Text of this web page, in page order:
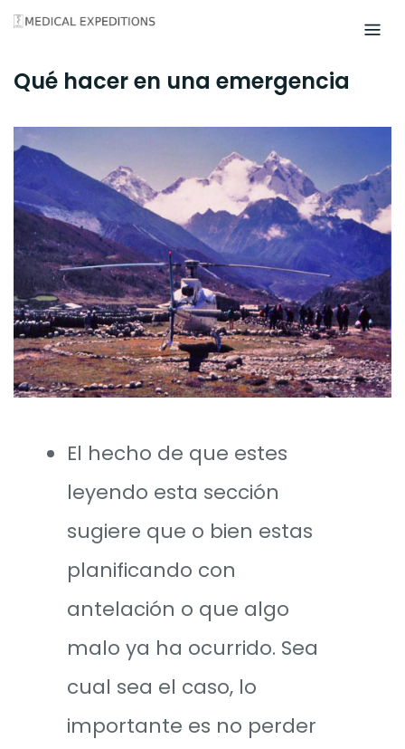
Skip
content
Qué hacer en una emergencia
El hecho de que estes
leyendo esta sección
sugiere que o bien estas
planificando con
antelación o que algo
malo ya ha ocurrido. Sea
cual sea el caso, lo
importante es no perder